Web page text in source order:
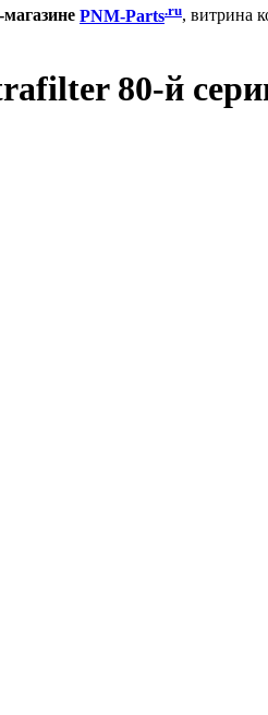
PNM-Parts.ru, витрина
80-й